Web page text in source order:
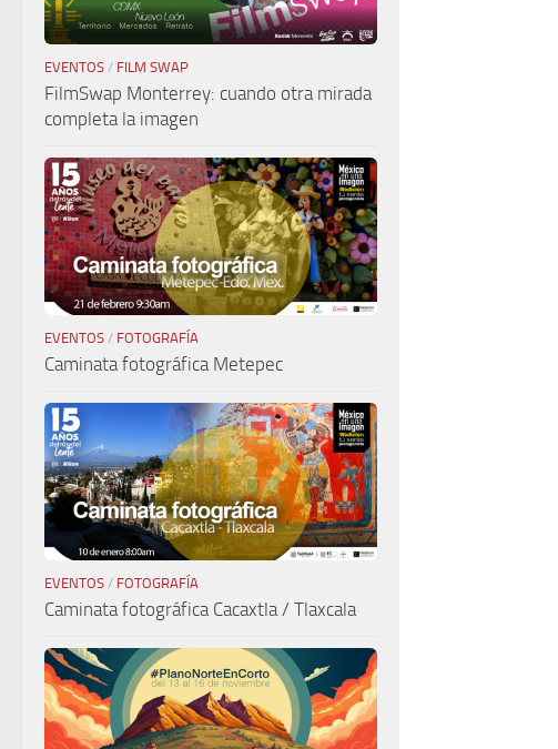
EVENTOS / FILM SWAP
FilmSwap Monterrey: cuando otra mirada
completa la imagen
EVENTOS / FOTOGRAFÍA
Caminata fotográfica Metepec
EVENTOS / FOTOGRAFÍA
Caminata fotográfica Cacaxtla / Tlaxcala